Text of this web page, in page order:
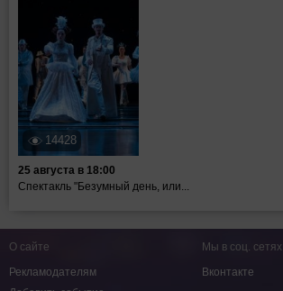
14428
25 августа в 18:00
Спектакль "Безумный день, или...
О сайте
Рекламодателям
Мы в соц. сетях
Вконтакте